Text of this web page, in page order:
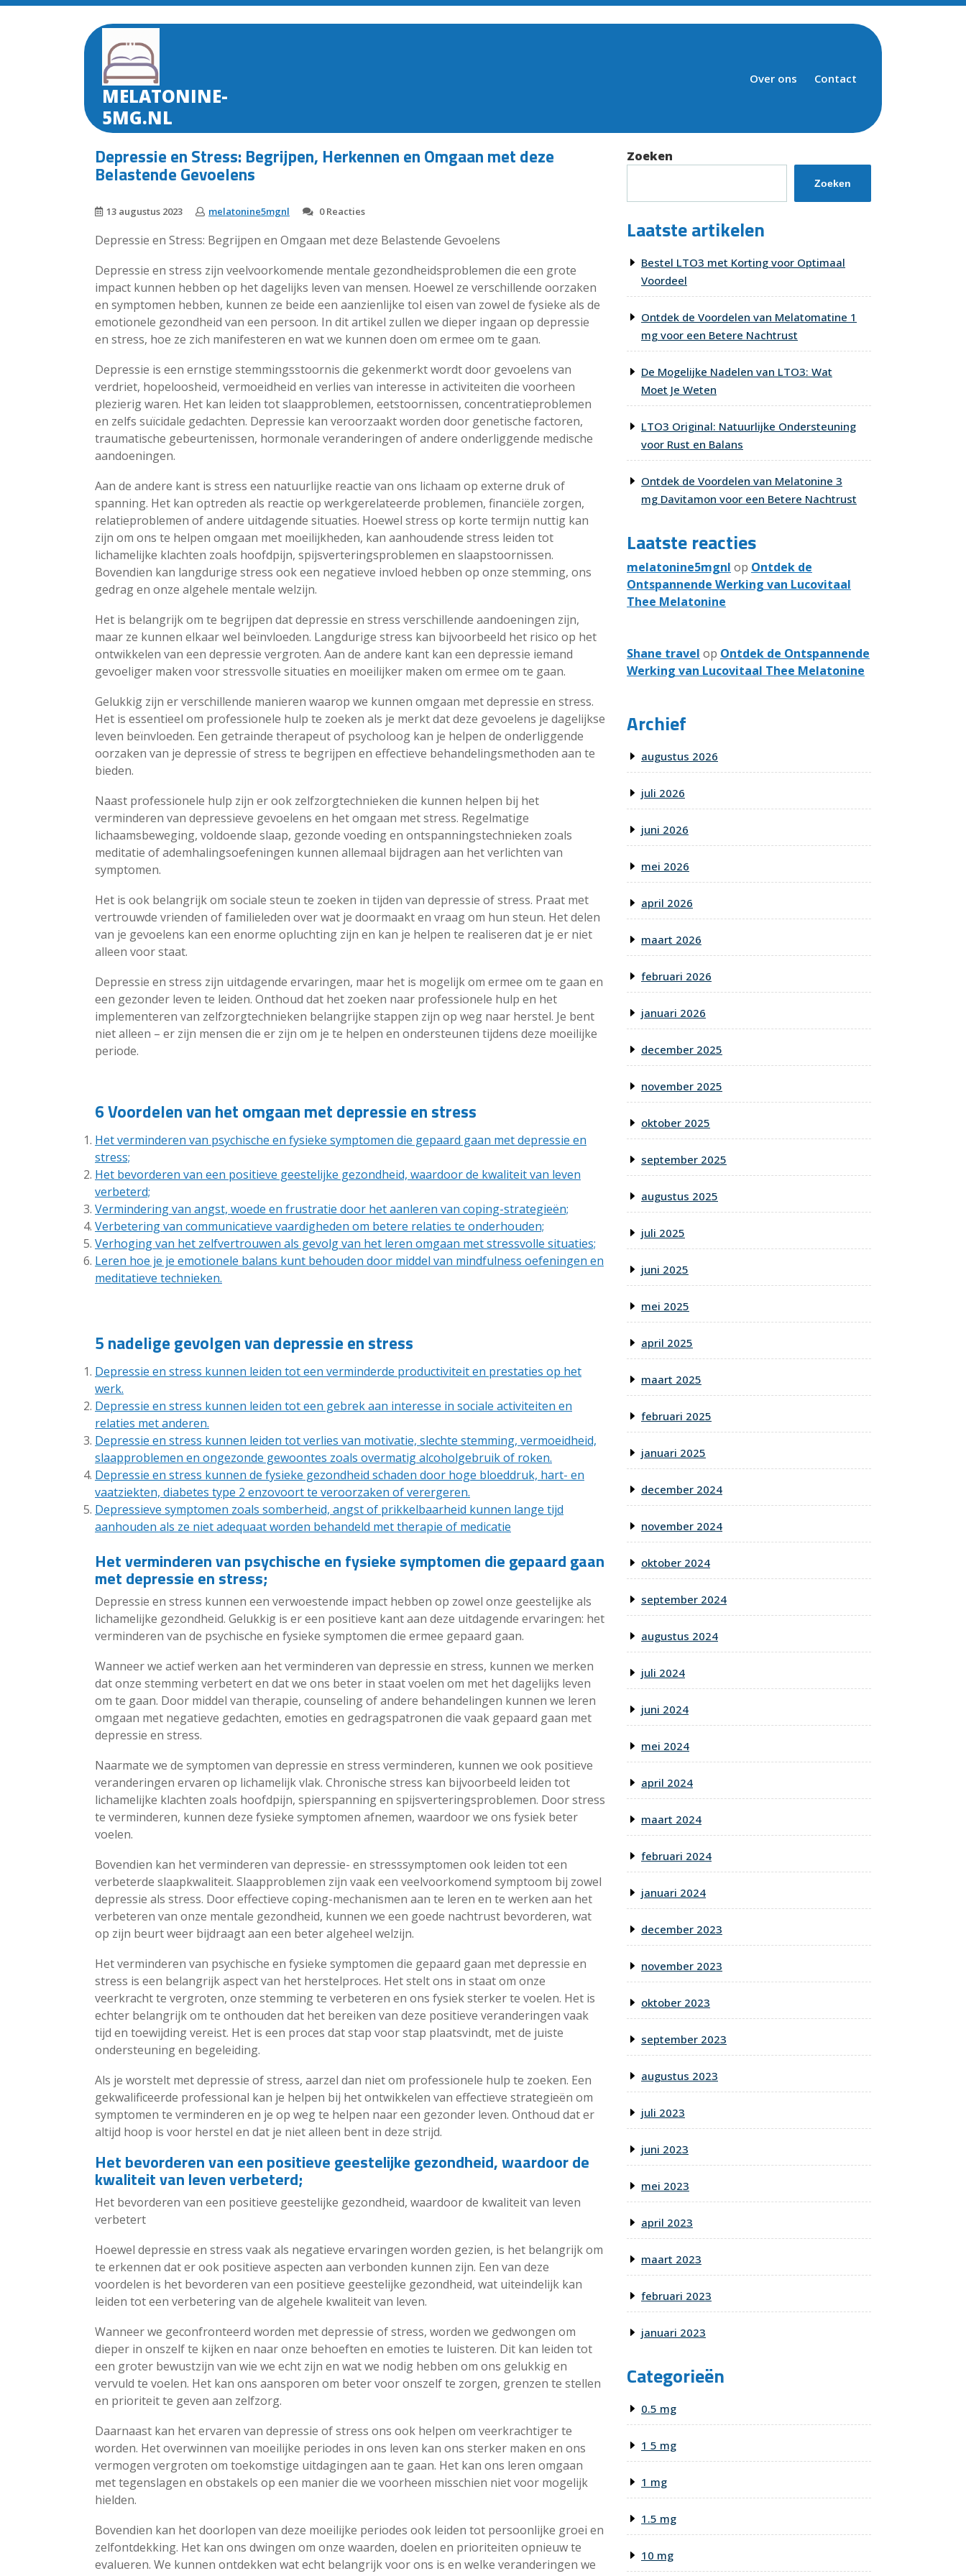
Skip
MELATONINE-
5MG.NL
Over ons Contact
Depressie en Stress: Begrijpen, Herkennen en Omgaan met deze
Belastende Gevoelens
13 augustus 2023 melatonine5mgnl 0 Reacties
Depressie en Stress: Begrijpen en Omgaan met deze Belastende Gevoelens
Depressie en stress zijn veelvoorkomende mentale gezondheidsproblemen die een grote
impact kunnen hebben op het dagelijks leven van mensen. Hoewel ze verschillende oorzaken
en symptomen hebben, kunnen ze beide een aanzienlijke tol eisen van zowel de fysieke als de
emotionele gezondheid van een persoon. In dit artikel zullen we dieper ingaan op depressie
en stress, hoe ze zich manifesteren en wat we kunnen doen om ermee om te gaan.
Depressie is een ernstige stemmingsstoornis die gekenmerkt wordt door gevoelens van
verdriet, hopeloosheid, vermoeidheid en verlies van interesse in activiteiten die voorheen
plezierig waren. Het kan leiden tot slaapproblemen, eetstoornissen, concentratieproblemen
en zelfs suïcidale gedachten. Depressie kan veroorzaakt worden door genetische factoren,
traumatische gebeurtenissen, hormonale veranderingen of andere onderliggende medische
aandoeningen.
Aan de andere kant is stress een natuurlijke reactie van ons lichaam op externe druk of
spanning. Het kan optreden als reactie op werkgerelateerde problemen, financiële zorgen,
relatieproblemen of andere uitdagende situaties. Hoewel stress op korte termijn nuttig kan
zijn om ons te helpen omgaan met moeilijkheden, kan aanhoudende stress leiden tot
lichamelijke klachten zoals hoofdpijn, spijsverteringsproblemen en slaapstoornissen.
Bovendien kan langdurige stress ook een negatieve invloed hebben op onze stemming, ons
gedrag en onze algehele mentale welzijn.
Het is belangrijk om te begrijpen dat depressie en stress verschillende aandoeningen zijn,
maar ze kunnen elkaar wel beïnvloeden. Langdurige stress kan bijvoorbeeld het risico op het
ontwikkelen van een depressie vergroten. Aan de andere kant kan een depressie iemand
gevoeliger maken voor stressvolle situaties en moeilijker maken om ermee om te gaan.
Gelukkig zijn er verschillende manieren waarop we kunnen omgaan met depressie en stress.
Het is essentieel om professionele hulp te zoeken als je merkt dat deze gevoelens je dagelijkse
leven beïnvloeden. Een getrainde therapeut of psycholoog kan je helpen de onderliggende
oorzaken van je depressie of stress te begrijpen en effectieve behandelingsmethoden aan te
bieden.
Naast professionele hulp zijn er ook zelfzorgtechnieken die kunnen helpen bij het
verminderen van depressieve gevoelens en het omgaan met stress. Regelmatige
lichaamsbeweging, voldoende slaap, gezonde voeding en ontspanningstechnieken zoals
meditatie of ademhalingsoefeningen kunnen allemaal bijdragen aan het verlichten van
symptomen.
Het is ook belangrijk om sociale steun te zoeken in tijden van depressie of stress. Praat met
vertrouwde vrienden of familieleden over wat je doormaakt en vraag om hun steun. Het delen
van je gevoelens kan een enorme opluchting zijn en kan je helpen te realiseren dat je er niet
alleen voor staat.
Depressie en stress zijn uitdagende ervaringen, maar het is mogelijk om ermee om te gaan en
een gezonder leven te leiden. Onthoud dat het zoeken naar professionele hulp en het
implementeren van zelfzorgtechnieken belangrijke stappen zijn op weg naar herstel. Je bent
niet alleen – er zijn mensen die er zijn om je te helpen en ondersteunen tijdens deze moeilijke
periode.
6 Voordelen van het omgaan met depressie en stress
Het verminderen van psychische en fysieke symptomen die gepaard gaan met depressie en
stress;
Het bevorderen van een positieve geestelijke gezondheid, waardoor de kwaliteit van leven
verbeterd;
Vermindering van angst, woede en frustratie door het aanleren van coping-strategieën;
Verbetering van communicatieve vaardigheden om betere relaties te onderhouden;
Verhoging van het zelfvertrouwen als gevolg van het leren omgaan met stressvolle situaties;
Leren hoe je je emotionele balans kunt behouden door middel van mindfulness oefeningen en
meditatieve technieken.
5 nadelige gevolgen van depressie en stress
Depressie en stress kunnen leiden tot een verminderde productiviteit en prestaties op het
werk.
Depressie en stress kunnen leiden tot een gebrek aan interesse in sociale activiteiten en
relaties met anderen.
Depressie en stress kunnen leiden tot verlies van motivatie, slechte stemming, vermoeidheid,
slaapproblemen en ongezonde gewoontes zoals overmatig alcoholgebruik of roken.
Depressie en stress kunnen de fysieke gezondheid schaden door hoge bloeddruk, hart- en
vaatziekten, diabetes type 2 enzovoort te veroorzaken of verergeren.
Depressieve symptomen zoals somberheid, angst of prikkelbaarheid kunnen lange tijd
aanhouden als ze niet adequaat worden behandeld met therapie of medicatie
Het verminderen van psychische en fysieke symptomen die gepaard gaan
met depressie en stress;
Depressie en stress kunnen een verwoestende impact hebben op zowel onze geestelijke als
lichamelijke gezondheid. Gelukkig is er een positieve kant aan deze uitdagende ervaringen: het
verminderen van de psychische en fysieke symptomen die ermee gepaard gaan.
Wanneer we actief werken aan het verminderen van depressie en stress, kunnen we merken
dat onze stemming verbetert en dat we ons beter in staat voelen om met het dagelijks leven
om te gaan. Door middel van therapie, counseling of andere behandelingen kunnen we leren
omgaan met negatieve gedachten, emoties en gedragspatronen die vaak gepaard gaan met
depressie en stress.
Naarmate we de symptomen van depressie en stress verminderen, kunnen we ook positieve
veranderingen ervaren op lichamelijk vlak. Chronische stress kan bijvoorbeeld leiden tot
lichamelijke klachten zoals hoofdpijn, spierspanning en spijsverteringsproblemen. Door stress
te verminderen, kunnen deze fysieke symptomen afnemen, waardoor we ons fysiek beter
voelen.
Bovendien kan het verminderen van depressie- en stresssymptomen ook leiden tot een
verbeterde slaapkwaliteit. Slaapproblemen zijn vaak een veelvoorkomend symptoom bij zowel
depressie als stress. Door effectieve coping-mechanismen aan te leren en te werken aan het
verbeteren van onze mentale gezondheid, kunnen we een goede nachtrust bevorderen, wat
op zijn beurt weer bijdraagt aan een beter algeheel welzijn.
Het verminderen van psychische en fysieke symptomen die gepaard gaan met depressie en
stress is een belangrijk aspect van het herstelproces. Het stelt ons in staat om onze
veerkracht te vergroten, onze stemming te verbeteren en ons fysiek sterker te voelen. Het is
echter belangrijk om te onthouden dat het bereiken van deze positieve veranderingen vaak
tijd en toewijding vereist. Het is een proces dat stap voor stap plaatsvindt, met de juiste
ondersteuning en begeleiding.
Als je worstelt met depressie of stress, aarzel dan niet om professionele hulp te zoeken. Een
gekwalificeerde professional kan je helpen bij het ontwikkelen van effectieve strategieën om
symptomen te verminderen en je op weg te helpen naar een gezonder leven. Onthoud dat er
altijd hoop is voor herstel en dat je niet alleen bent in deze strijd.
Het bevorderen van een positieve geestelijke gezondheid, waardoor de
kwaliteit van leven verbeterd;
Het bevorderen van een positieve geestelijke gezondheid, waardoor de kwaliteit van leven
verbetert
Hoewel depressie en stress vaak als negatieve ervaringen worden gezien, is het belangrijk om
te erkennen dat er ook positieve aspecten aan verbonden kunnen zijn. Een van deze
voordelen is het bevorderen van een positieve geestelijke gezondheid, wat uiteindelijk kan
leiden tot een verbetering van de algehele kwaliteit van leven.
Wanneer we geconfronteerd worden met depressie of stress, worden we gedwongen om
dieper in onszelf te kijken en naar onze behoeften en emoties te luisteren. Dit kan leiden tot
een groter bewustzijn van wie we echt zijn en wat we nodig hebben om ons gelukkig en
vervuld te voelen. Het kan ons aansporen om beter voor onszelf te zorgen, grenzen te stellen
en prioriteit te geven aan zelfzorg.
Daarnaast kan het ervaren van depressie of stress ons ook helpen om veerkrachtiger te
worden. Het overwinnen van moeilijke periodes in ons leven kan ons sterker maken en ons
vermogen vergroten om toekomstige uitdagingen aan te gaan. Het kan ons leren omgaan
met tegenslagen en obstakels op een manier die we voorheen misschien niet voor mogelijk
hielden.
Bovendien kan het doorlopen van deze moeilijke periodes ook leiden tot persoonlijke groei en
zelfontdekking. Het kan ons dwingen om onze waarden, doelen en prioriteiten opnieuw te
evalueren. We kunnen ontdekken wat echt belangrijk voor ons is en welke veranderingen we
Zoeken
Zoeken
Laatste artikelen
Bestel LTO3 met Korting voor Optimaal
Voordeel
Ontdek de Voordelen van Melatomatine 1
mg voor een Betere Nachtrust
De Mogelijke Nadelen van LTO3: Wat
Moet Je Weten
LTO3 Original: Natuurlijke Ondersteuning
voor Rust en Balans
Ontdek de Voordelen van Melatonine 3
mg Davitamon voor een Betere Nachtrust
Laatste reacties
melatonine5mgnl op Ontdek de
Ontspannende Werking van Lucovitaal
Thee Melatonine
Shane travel op Ontdek de Ontspannende
Werking van Lucovitaal Thee Melatonine
Archief
augustus 2026
juli 2026
juni 2026
mei 2026
april 2026
maart 2026
februari 2026
januari 2026
december 2025
november 2025
oktober 2025
september 2025
augustus 2025
juli 2025
juni 2025
mei 2025
april 2025
maart 2025
februari 2025
januari 2025
december 2024
november 2024
oktober 2024
september 2024
augustus 2024
juli 2024
juni 2024
mei 2024
april 2024
maart 2024
februari 2024
januari 2024
december 2023
november 2023
oktober 2023
september 2023
augustus 2023
juli 2023
juni 2023
mei 2023
april 2023
maart 2023
februari 2023
januari 2023
Categorieën
0.5 mg
1 5 mg
1 mg
1.5 mg
10 mg